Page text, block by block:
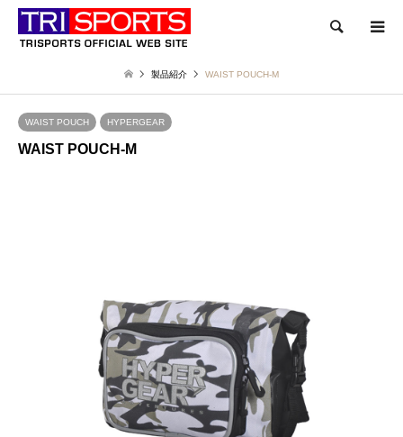
検索
製品紹介 WAIST POUCH-M
WAIST POUCH HYPERGEAR
WAIST POUCH-M